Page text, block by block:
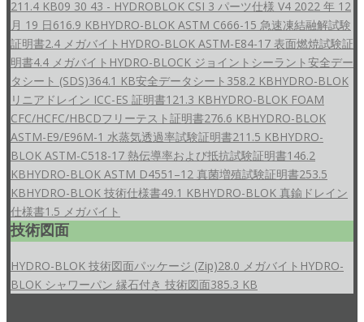
211.4 KB09 30 43 - HYDROBLOK CSI 3 パーツ仕様 V4 2022 年 12
月 19 日616.9 KBHYDRO-BLOK ASTM C666-15 急速凍結融解試験
証明書2.4 メガバイト HYDRO-BLOK ASTM-E84-17 表面燃焼試験証
明書4.4 メガバイト HYDRO-BLOCK ジョイントシーラント安全デー
タシート (SDS)364.1 KB安全データシート 358.2 KBHYDRO-BLOK
リニアドレイン ICC-ES 証明書121.3 KBHYDRO-BLOK FOAM
CFC/HCFC/HBCDフリーテスト証明書276.6 KBHYDRO-BLOK
ASTM-E9/E96M-1 水蒸気透過率試験証明書211.5 KBHYDRO-
BLOK ASTM-C518-17 熱伝導率および抵抗試験証明書146.2
KBHYDRO-BLOK ASTM D4551–12 真菌増殖試験証明書253.5
KBHYDRO-BLOK 技術仕様書49.1 KBHYDRO-BLOK 真鍮ドレイン
仕様書1.5 メガバイト
技術図面
HYDRO-BLOK 技術図面パッケージ (Zip)28.0 メガバイト HYDRO-
BLOK シャワーパン 縁石付き 技術図面385.3 KB